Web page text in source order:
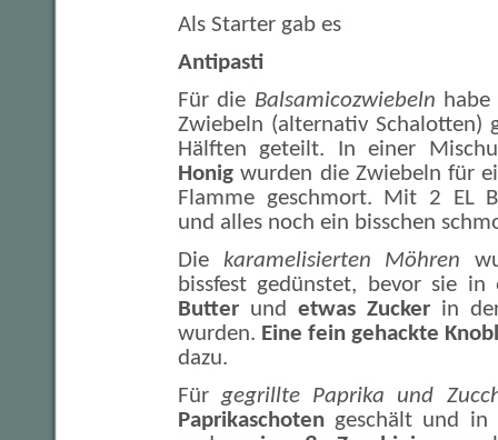
Als Starter gab es
Antipasti
Für die Balsamicozwiebeln
Zwiebeln (alternativ Schalotten)
Hälften geteilt. In einer
Honig wurden die Zwiebeln für
Flamme geschmort. Mit 2 EL
und alles noch ein bisschen
Die karamelisierten Möhren
bissfest gedünstet, bevor sie in
Butter und etwas Zucker in
wurden. Eine fein gehackte
dazu.
Fürgegrillte Paprika und
Paprikaschoten geschält und in